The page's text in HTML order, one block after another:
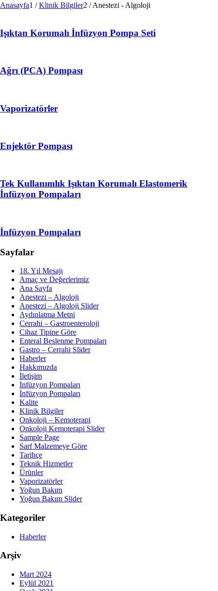
Anasayfa1 / Klinik Bilgiler2 / Anestezi - Algoloji
Işıktan Korumalı İnfüzyon Pompa Seti
Ağrı (PCA) Pompası
Vaporizatörler
Enjektör Pompası
Tek Kullanımlık Işıktan Korumalı Elastomerik
İnfüzyon Pompaları
İnfüzyon Pompaları
Sayfalar
18. Yıl Mesajı
Amaç ve Değerlerimiz
Ana Sayfa
Anestezi – Algoloji
Anestezi – Algoloji Slider
Aydınlatma Metni
Cerrahi – Gastroenteroloji
Cihaz Tipine Göre
Enteral Beslenme Pompaları
Gastro – Cerrahi Slider
Haberler
Hakkımızda
İletişim
İnfüzyon Pompaları
İnfüzyon Pompaları
Kalite
Klinik Bilgiler
Onkoloji – Kemoterapi
Onkoloji Kemoterapi Slider
Sample Page
Sarf Malzemeye Göre
Tarihçe
Teknik Hizmetler
Ürünler
Vaporizatörler
Yoğun Bakım
Yoğun Bakım Slider
Kategoriler
Haberler
Arşiv
Mart 2024
Eylül 2021